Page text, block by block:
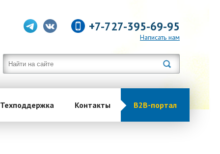
+7-727-395-69-95
Написать нам
Техподдержка Контакты B2B-портал